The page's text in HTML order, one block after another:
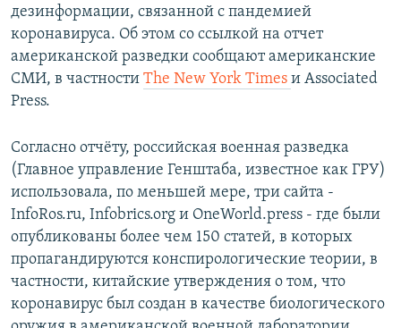
дезинформации, связанной с пандемией
коронавируса. Об этом со ссылкой на отчет
американской разведки сообщают американские
СМИ, в частности The New York Times и Associated
Press.
Согласно отчёту, российская военная разведка
(Главное управление Генштаба, известное как ГРУ)
использовала, по меньшей мере, три сайта -
InfoRos.ru, Infobrics.org и OneWorld.press - где были
опубликованы более чем 150 статей, в которых
пропагандируются конспирологические теории, в
частности, китайские утверждения о том, что
коронавирус был создан в качестве биологического